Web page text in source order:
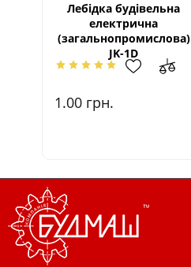
Лебідка будівельна
електрична
(загальнопромислова)
JK-1D
1.00 грн.